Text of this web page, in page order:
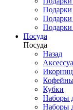
Подарки
Посуда
Посуда
Назад
Кубки
Наборы
Наборы